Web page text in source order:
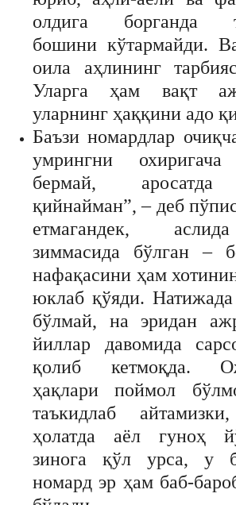
олдига борганда
бошини кўтармайди.
оила аҳлининг
Уларга ҳам вақт
уларнинг ҳаққини адо
Баъзи номардлар
умрингни охиригача
бермай, аросатда
қийнайман”, – деб
етмагандек,
зиммасида бўлган –
нафақасини ҳам
юклаб қўяди.
бўлмай, на эридан
йиллар давомида
қолиб кетмоқда.
ҳақлари поймол
таъкидлаб
ҳолатда аёл гуноҳ
зинога қўл урса, у
номард эр ҳам баб-